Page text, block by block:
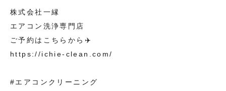
株式会社一縁
エアコン洗浄専門店
ご予約はこちらから✈️
https://ichie-clean.com/
#エアコンクリーニング